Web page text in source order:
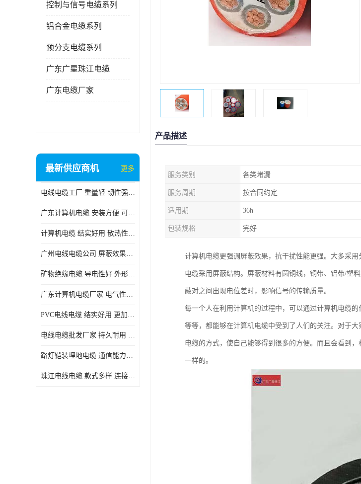
控制与信号电缆系列
铝合金电缆系列
预分支电缆系列
广东广星珠江电缆
广东电缆厂家
最新供应商机 更多
电线电缆工厂 重量轻 韧性强 体积小 连接简单
广东计算机电缆 安装方便 可随意弯曲折叠
计算机电缆 结实好用 散热性良好
广州电线电缆公司 屏蔽效果良好 拆卸安装方便
矿物绝缘电缆 导电性好 外形美观大方
广东计算机电缆厂家 电气性能稳定 外形美观大方
PVC电线电缆 结实好用 更加省时省力
电线电缆批发厂家 持久耐用 铜芯含量高
路灯铠装埋地电缆 通信能力强 受外界干扰小
珠江电线电缆 款式多样 连接可靠安全
产品描述
服务类别 各类堵漏
服务周期 按合同约定
适用期 36h
包装规格 完好
计算机电缆更强调屏蔽效果，抗干扰性能更强。大多采
电缆采用屏蔽结构。屏蔽材料有圆铜线，铜带、铝带/塑
蔽对之间出现电位差时，影响信号的传输质量。
每一个人在利用计算机的过程中，可以通过计算机电缆
等等，都能够在计算机电缆中受到了人们的关注。对于
电缆的方式，使自己能够得到很多的方便。而且会看到
一样的。